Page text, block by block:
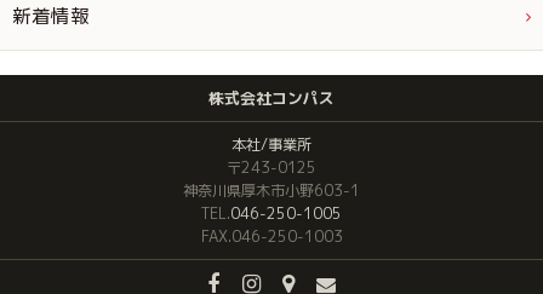
新着情報
株式会社コンパス
本社/事業所
〒243-0125
神奈川県厚木市小野603-1
TEL.046-250-1005
FAX.046-250-1003